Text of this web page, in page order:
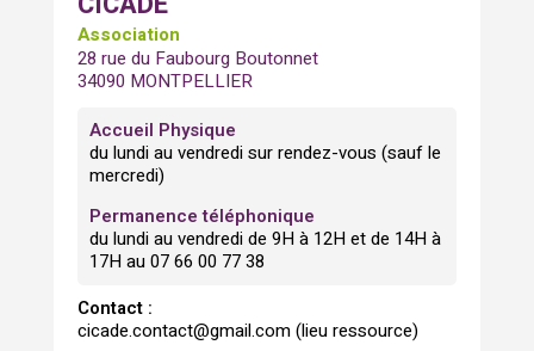
Association
28 rue du Faubourg Boutonnet
34090 MONTPELLIER
Accueil Physique
du lundi au vendredi sur rendez-vous (sauf le
mercredi)
Permanence téléphonique
du lundi au vendredi de 9H à 12H et de 14H à
17H au 07 66 00 77 38
Contact :
cicade.contact@gmail.com (lieu ressource)